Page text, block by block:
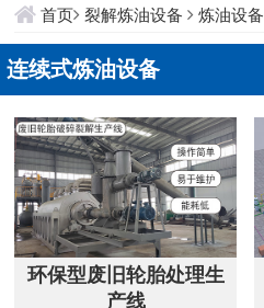
首页 裂解炼油设备 炼油设备
连续式炼油设备
环保型废旧轮胎处理生
产线